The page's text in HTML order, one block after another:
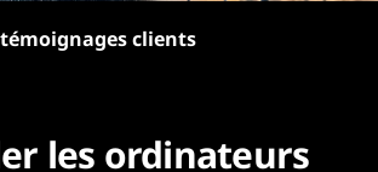
clients
les ordinateurs